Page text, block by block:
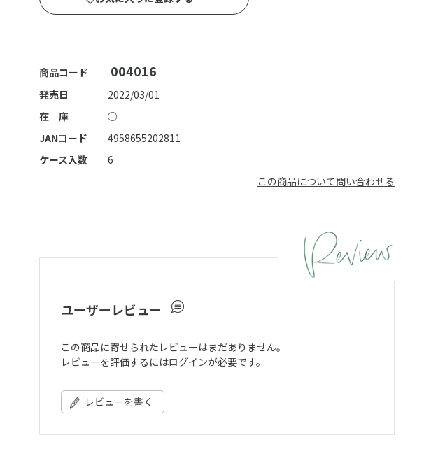
商品コード 004016
発売日
2022/03/01
在 庫
○
JANコード
4958655202811
ケース入数
6
この商品について問い合わせる
ユーザーレビュー
この商品に寄せられたレビューはまだありません。
レビューを評価するにはログインが必要です。
レビューを書く